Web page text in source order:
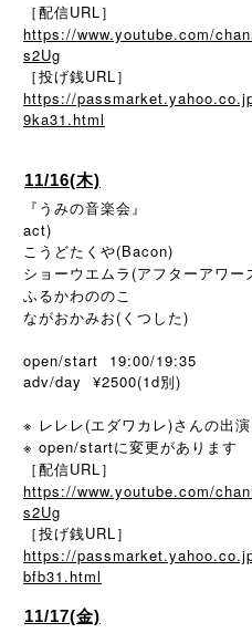
［配信URL］
https://www.youtube.com/
s2Ug
［投げ銭URL］
https://
9ka31.html
11/16(木)
『うみの音楽会』
act)
こうどたくや(Bacon)
ショーウエムラ(アフターアワー
ふるかわののこ
ながおかみお(くつした)
open/start 19:00/19:35
adv/day ¥2500(1d別)
※ レレレ(エダワカレ)さんの出
※ open/startに変更があります
［配信URL］
https://www.youtube.com/
s2Ug
［投げ銭URL］
https://
bfb31.html
11/17(金)